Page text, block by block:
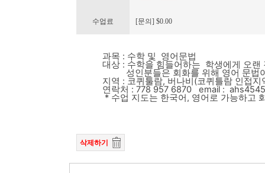
수업료 [문의] $0.00
과목 : 수학 및 영어문법
대상 : 수학을 힘들어하는 학생에게 오랜
성인분들은 회화를 위해 영어 문법이 필
지역 : 코퀴툴람, 버나비(코퀴틀람 인접지
연락처 : 778 957 6870 email :
* 수업 지도는 한국어, 영어로 가능하고 화
삭제하기